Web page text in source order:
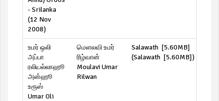
- Srilanka
(12 Nov
2008)
உமர் ஒலி
அப்பா
ரலியல்லாஹூ
அன்ஹூ
உரூஸ்
Umar Oli
மெளலவி உமர்
ரிழ்வான்
Moulavi Umar
Rilwan
Salawath [5.60MB]
(Salawath [5.60MB])